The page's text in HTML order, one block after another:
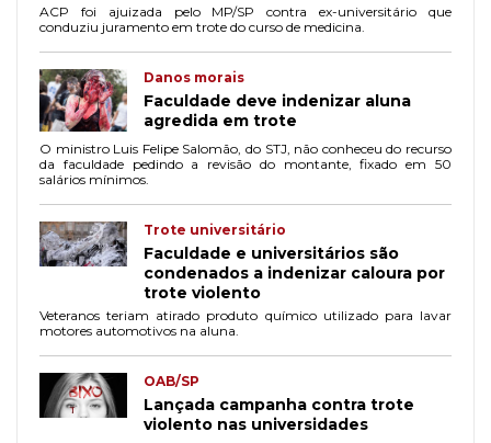
ACP foi ajuizada pelo MP/SP contra ex-universitário que
conduziu juramento em trote do curso de medicina.
Danos morais
Faculdade deve indenizar aluna
agredida em trote
O ministro Luis Felipe Salomão, do STJ, não conheceu do recurso
da faculdade pedindo a revisão do montante, fixado em 50
salários mínimos.
Trote universitário
Faculdade e universitários são
condenados a indenizar caloura por
trote violento
Veteranos teriam atirado produto químico utilizado para lavar
motores automotivos na aluna.
OAB/SP
Lançada campanha contra trote
violento nas universidades